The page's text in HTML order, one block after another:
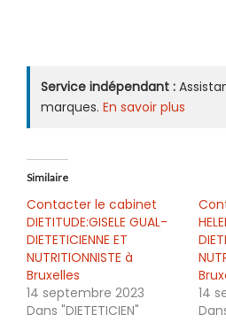
Service indépendant :
marques. En savoir plus
Similaire
Contacter le cabinet
DIETITUDE:GISELE GUAL-
DIETETICIENNE ET
NUTRITIONNISTE à
Bruxelles
14 septembre 2023
Dans "DIETETICIEN"
14